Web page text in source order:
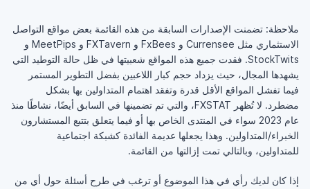
ملاحظة: تضمنت الإصدارات السابقة من هذه القائمة بعض مواقع التواصل
الاستثماري مثل Currensee و FxBees و FXTavern و MeetPips و
StockTwits. فقدت جميع هذه المواقع شعبيتها في ظل حالة التوطيد التي
يشهدها المجال، حيث يزداد حجم كبار اللاعبين بفضل التطوير المستمر
فيما تفشل المواقع الأقل قدرة وتفقد اهتمام المتداولين بها بشكل
مضطرد. لا تُظهر FXSTAT، والتي تم تضمينها في السابق أيضًا، نشاطًا منذ
عام 2023 سواء في المنتدى الخاص بها أو فيما يتعلق بتتبع المستشارون
الخبراء/المتداولين. وهذا يجعلها عديمة الفائدة كشبكة اجتماعية
للمتداولين، وبالتالي تمت إزالتها من القائمة.
إذا كان لديك رأي في هذا الموضوع أو ترغب في طرح أسئلة حول أي من